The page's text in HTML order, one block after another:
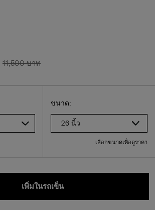
11,500 บาท
เลือกขนาดของคุณ
Select
ขนาด:
26 นิ้ว
เลือกขนาดเพื่อดูราคา
เพิ่มในรถเข็น